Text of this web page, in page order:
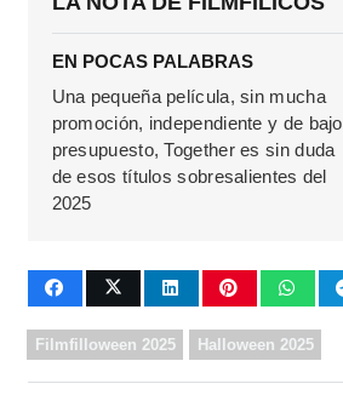
EN POCAS PALABRAS
Una pequeña película, sin mucha
promoción, independiente y de bajo
presupuesto, Together es sin duda
de esos títulos sobresalientes del
2025
Filmfilloween 2025 Halloween 2025